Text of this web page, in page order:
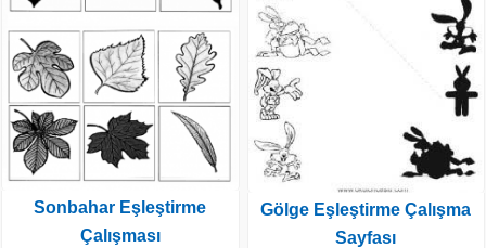
Sonbahar Eşleştirme
Çalışması
Gölge Eşleştirme Çalışma
Sayfası